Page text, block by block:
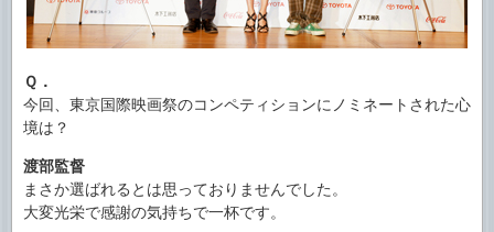
Ｑ．
今回、東京国際映画祭のコンペティションにノミネートされた心
境は？
渡部監督
まさか選ばれるとは思っておりませんでした。
大変光栄で感謝の気持ちで一杯です。